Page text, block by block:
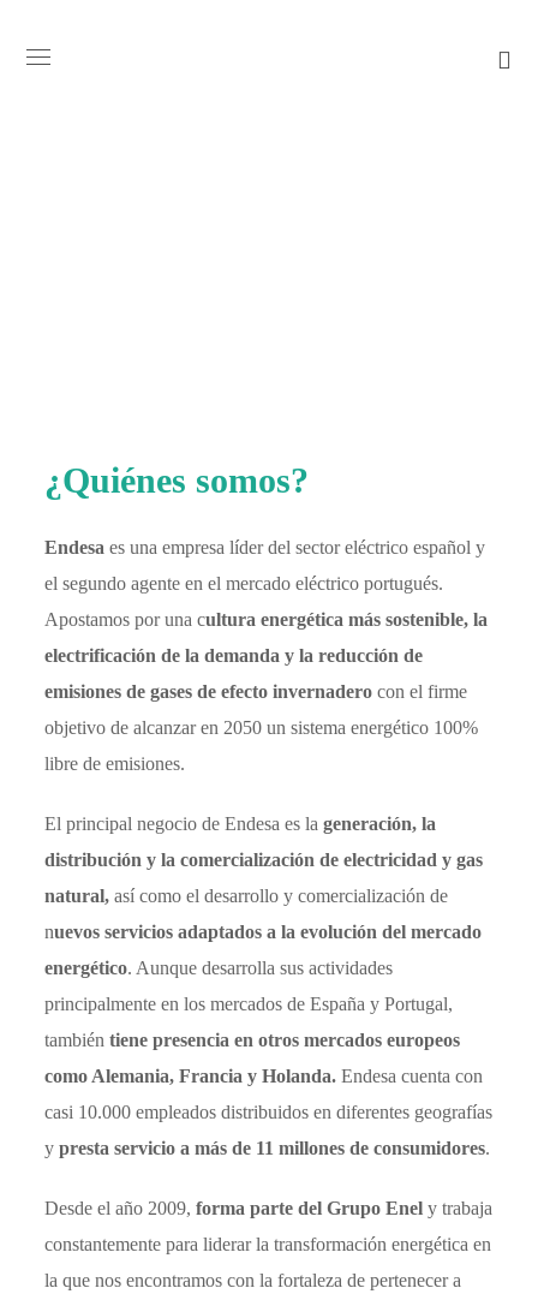
¿Quiénes somos?
Endesa es una empresa líder del sector eléctrico español y
el segundo agente en el mercado eléctrico portugués.
Apostamos por una cultura energética más sostenible, la
electrificación de la demanda y la reducción de
emisiones de gases de efecto invernadero con el firme
objetivo de alcanzar en 2050 un sistema energético 100%
libre de emisiones.
El principal negocio de Endesa es lageneración, la
distribución y la comercialización de electricidad y gas
natural, así como el desarrollo y comercialización de
nuevos servicios adaptados a la evolución del mercado
energético. Aunque desarrolla sus actividades
principalmente en los mercados de España y Portugal,
tambiéntiene presencia en otros mercados europeos
como Alemania, Francia y Holanda. Endesa cuenta con
casi 10.000 empleados distribuidos en diferentes geografías
ypresta servicio a más de 11 millones de consumidores.
Desde el año 2009,forma parte del Grupo Enel y trabaja
constantemente para liderar la transformación energética en
la que nos encontramos con la fortaleza de pertenecer a